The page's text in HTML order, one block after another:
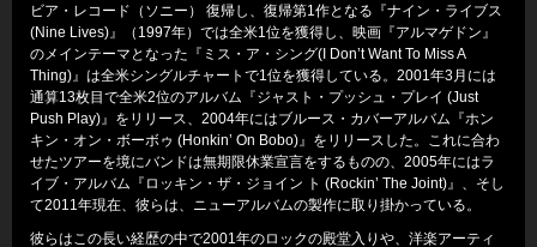
ビア・レコード（ソニー） 復帰し、復帰第1作となる『ナイン・ライブス
(Nine Lives)』（1997年）では全米1位を獲得し、映画『アルマゲドン』
のメインテーマとなった『ミス・ア・シング(I Don’t Want To Miss A
Thing)』は全米シングルチャートで1位を獲得している。2001年3月には
通算13枚目で全米2位のアルバム『ジャスト・プッシュ・プレイ (Just
Push Play)』をリリース、2004年にはブルース・カバーアルバム『ホン
キン・オン・ボーボゥ (Honkin’ On Bobo)』をリリースした。これに合わ
せたツアーを境にバンドは無期限休業宣言をするものの、2005年にはラ
イブ・アルバム『ロッキン・ザ・ジョイン ト (Rockin’ The Joint)』、そし
て2011年現在、彼らは、ニューアルバムの製作に取り掛かっている。
彼らはこの長い経歴の中で2001年のロックの殿堂入りや、洋楽アーティ